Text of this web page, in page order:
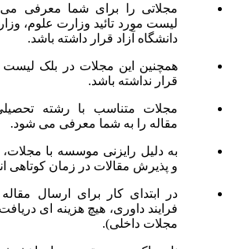
مجلاتی را برای شما معرفی
لیست مورد تائید وزارت علوم،
دانشگاه آزاد قرار داشته باشد.
همچنین این مجلات در بلک لیست
قرار نداشته باشد.
مجلات متناسب با رشته
مقاله را به شما معرفی می شود.
به دلیل رایزنی موسسه با
و پذیرش مقالات در زمان کوتاهی
در ابتدای کار برای ارسال
فرایند داوری، هیچ هزینه ای
مجلات داخلی).